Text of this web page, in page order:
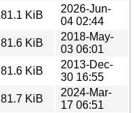
81.1 KiB
2026-Jun-
04 02:44
81.6 KiB
2018-May-
03 06:01
81.6 KiB
2013-Dec-
30 16:55
81.7 KiB
2024-Mar-
17 06:51